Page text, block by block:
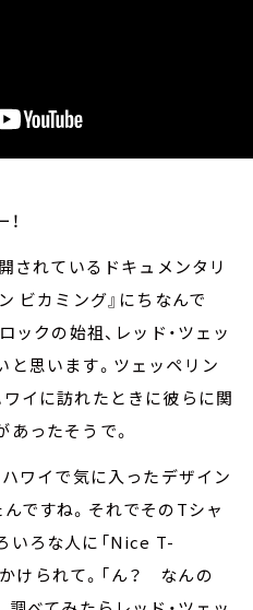
されているドキュメンタリ
ビカミング』にちなんで
クの始祖、レッド・ツェッ
思います。ツェッペリン
イに訪れたときに彼らに関
ったそうで。
ワイで気に入ったデザイン
ですね。それでそのTシャ
いろな人に「Nice T-
けられて。「ん？ なんの